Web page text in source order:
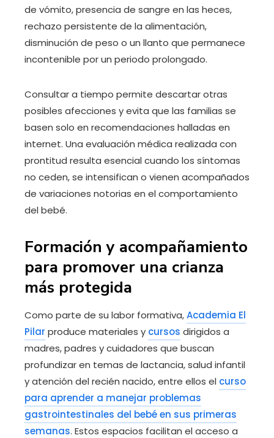
de vómito, presencia de sangre en las heces,
rechazo persistente de la alimentación,
disminución de peso o un llanto que permanece
incontenible por un periodo prolongado.
Consultar a tiempo permite descartar otras
posibles afecciones y evita que las familias se
basen solo en recomendaciones halladas en
internet. Una evaluación médica realizada con
prontitud resulta esencial cuando los síntomas
no ceden, se intensifican o vienen acompañados
de variaciones notorias en el comportamiento
del bebé.
Formación y acompañamiento
para promover una crianza
más protegida
Como parte de su labor formativa,Academia El
Pilar produce materiales y cursos dirigidos a
madres, padres y cuidadores que buscan
profundizar en temas de lactancia, salud infantil
y atención del recién nacido, entre ellos el curso
para aprender a manejar problemas
gastrointestinales del bebé en sus primeras
semanas. Estos espacios facilitan el acceso a